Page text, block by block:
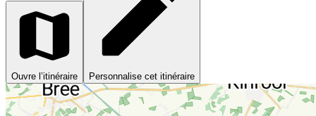
Ouvre l’itinéraire Personnalise cet itinéraire